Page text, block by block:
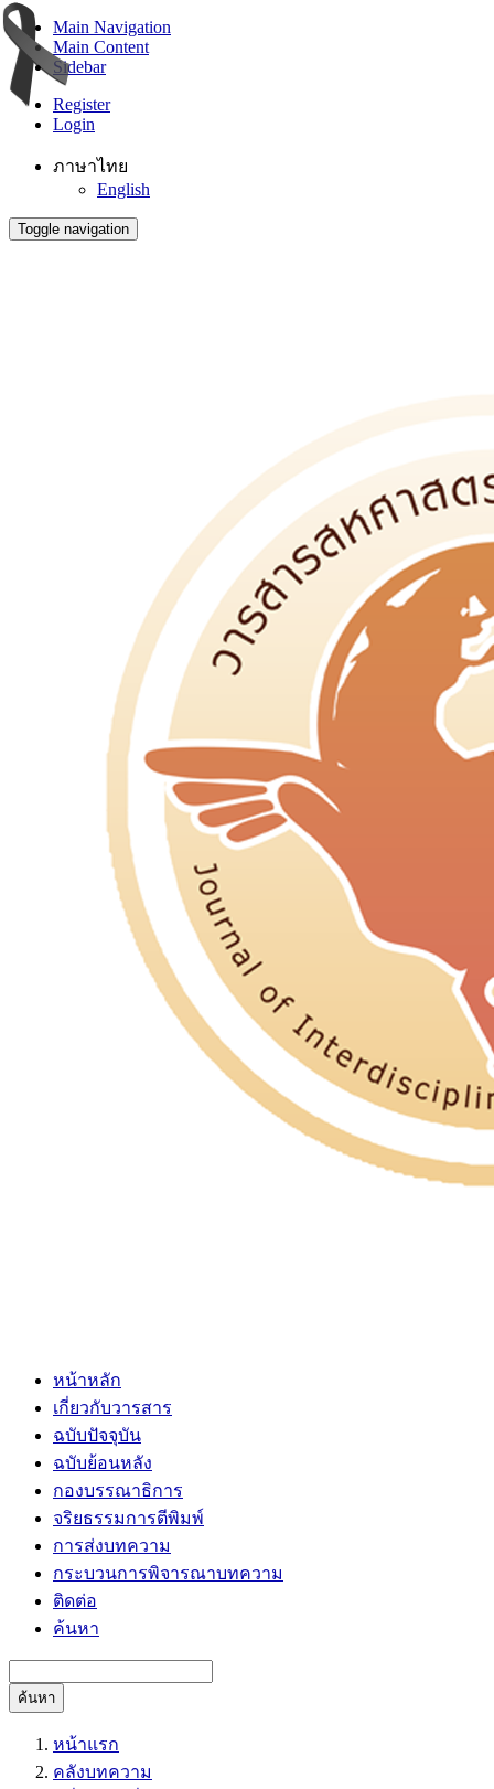
Main Navigation
Main Content
Sidebar
Register
Login
ภาษาไทย
English
Toggle navigation
หน้าหลัก
เกี่ยวกับวารสาร
ฉบับปัจจุบัน
ฉบับย้อนหลัง
กองบรรณาธิการ
จริยธรรมการตีพิมพ์
การส่งบทความ
กระบวนการพิจารณาบทความ
ติดต่อ
ค้นหา
ค้นหา
หน้าแรก
คลังบทความ